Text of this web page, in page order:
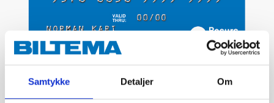
Samtykke Detaljer Om